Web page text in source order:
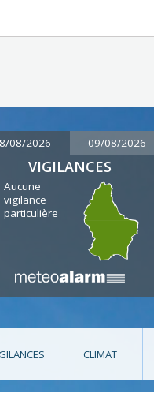
08/2026 09/08/2026
VIGILANCES
Aucune
vigilance
particulière
CLIMAT